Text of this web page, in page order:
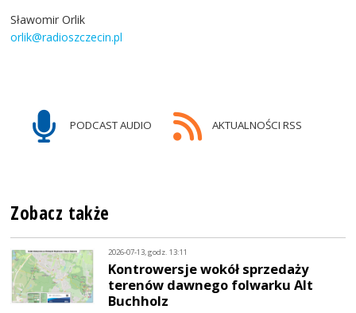
Sławomir Orlik
orlik@radioszczecin.pl
PODCAST AUDIO AKTUALNOŚCI RSS
Zobacz także
2026-07-13, godz. 13:11
Kontrowersje wokół sprzedaży
terenów dawnego folwarku Alt
Buchholz